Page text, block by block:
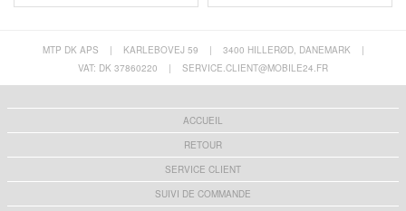
MTP DK APS | KARLEBOVEJ 59 | 3400 HILLERØD, DANEMARK
|
VAT: DK 37860220
| SERVICE.CLIENT@MOBILE24.FR
ACCUEIL
RETOUR
SERVICE CLIENT
SUIVI DE COMMANDE